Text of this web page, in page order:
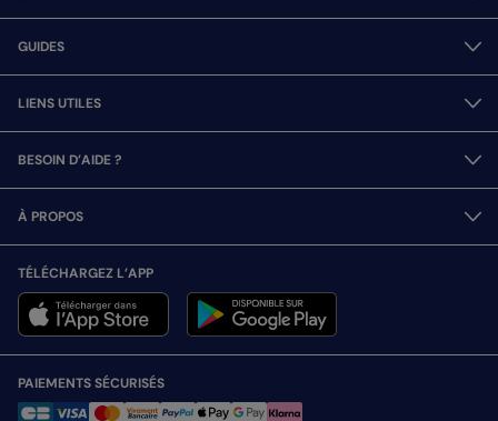
GUIDES
LIENS UTILES
BESOIN D’AIDE ?
À PROPOS
TÉLÉCHARGEZ L’APP
PAIEMENTS SÉCURISÉS